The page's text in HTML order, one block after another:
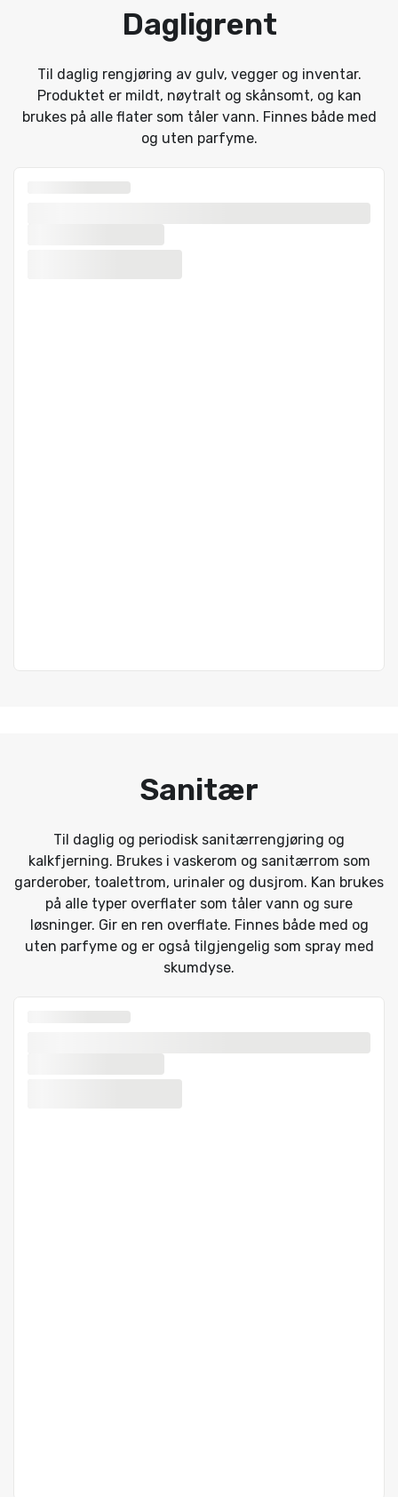
Dagligrent
Til daglig rengjøring av gulv, vegger og inventar.
Produktet er mildt, nøytralt og skånsomt, og kan
brukes på alle flater som tåler vann. Finnes både med
og uten parfyme.
Sanitær
Til daglig og periodisk sanitærrengjøring og
kalkfjerning. Brukes i vaskerom og sanitærrom som
garderober, toalettrom, urinaler og dusjrom. Kan brukes
på alle typer overflater som tåler vann og sure
løsninger. Gir en ren overflate. Finnes både med og
uten parfyme og er også tilgjengelig som spray med
skumdyse.